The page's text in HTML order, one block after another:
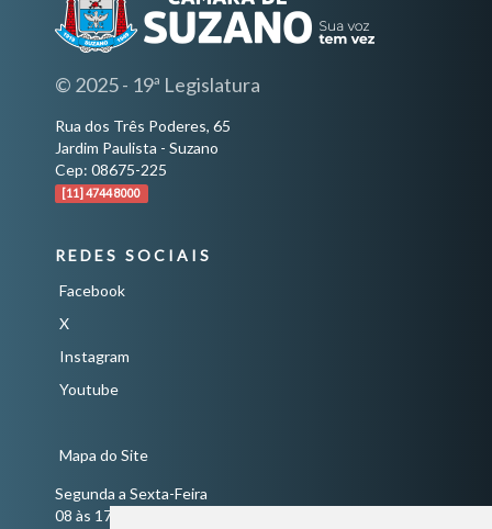
© 2025 - 19ª Legislatura
Rua dos Três Poderes, 65
Jardim Paulista - Suzano
Cep: 08675-225
[11] 4744 8000
REDES SOCIAIS
Facebook
X
Instagram
Youtube
Mapa do Site
Segunda a Sexta-Feira
08 às 17 horas